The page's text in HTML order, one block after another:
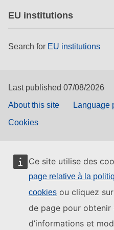
Ce site utilise des
page relative à la
cookies ou cliquez
de page pour obtenir
d’informations et
EU institutions
Search for EU institutions
Last published 07/08/2026
About this site
Language
Cookies